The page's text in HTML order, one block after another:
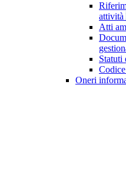
attività
Atti
Statuti
Oneri